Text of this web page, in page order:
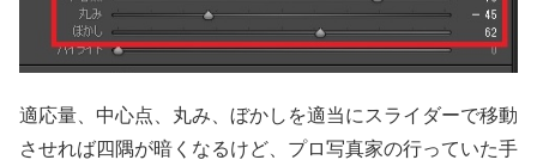
適応量、中心点、丸み、ぼかしを適当にスライダーで移動
させれば四隅が暗くなるけど、プロ写真家の行っていた手